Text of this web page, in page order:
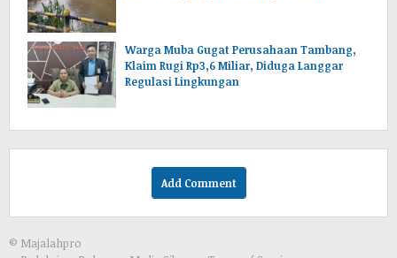
Warga Muba Gugat Perusahaan Tambang,
Klaim Rugi Rp3,6 Miliar, Diduga Langgar
Regulasi Lingkungan
Add Comment
© Majalahpro